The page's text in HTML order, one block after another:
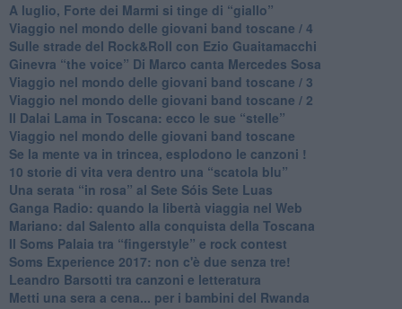
​A luglio, Forte dei Marmi si tinge di “giallo”
Viaggio nel mondo delle giovani band toscane / 4
Sulle strade del Rock&Roll con Ezio Guaitamacchi
​Ginevra “the voice” Di Marco canta Mercedes Sosa
Viaggio nel mondo delle giovani band toscane / 3
​Viaggio nel mondo delle giovani band toscane / 2
Il Dalai Lama in Toscana: ecco le sue “stelle”
Viaggio nel mondo delle giovani band toscane
Se la mente va in trincea, esplodono le canzoni !
​10 storie di vita vera dentro una “scatola blu”
​Una serata “in rosa” al Sete Sóis Sete Luas
Ganga Radio: quando la libertà viaggia nel Web
Mariano: dal Salento alla conquista della Toscana
​Il Soms Palaia tra “fingerstyle” e rock contest
Soms Experience 2017: non c'è due senza tre!
​Leandro Barsotti tra canzoni e letteratura
​Metti una sera a cena... per i bambini del Rwanda